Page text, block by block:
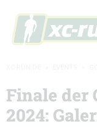
Finale der
2024: